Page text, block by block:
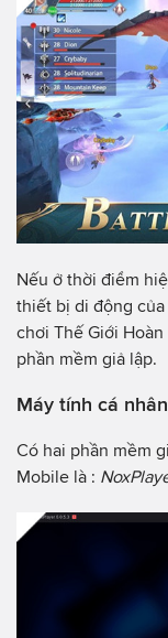
Nếu ở thời điểm
thiết bị di động
chơi Thế Giới
phần mềm giả lập.
Máy tính cá
Có hai phần mềm
Mobile là :